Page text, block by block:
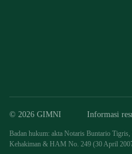
© 2026 GIMNI Informasi
Badan hukum: akta Notaris Buntario
Kehakiman & HAM No. 249 (30 April